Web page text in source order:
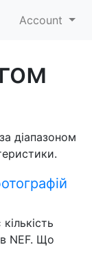
Account
діапазоном
NEF. Що